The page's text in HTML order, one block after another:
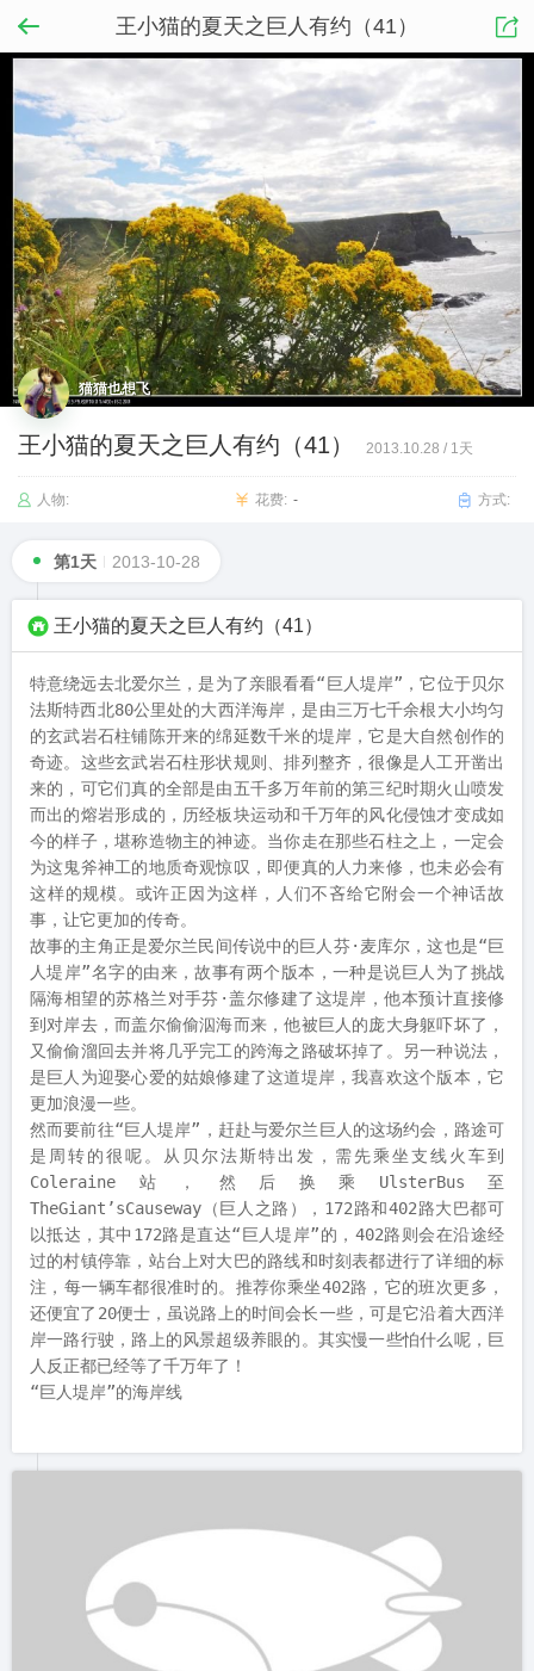
王小猫的夏天之巨人有约（41）
猫猫也想飞
王小猫的夏天之巨人有约（41） 2013.10.28 / 1天
人物: 花费: - 方式:
第1天 2013-10-28
王小猫的夏天之巨人有约（41）
特意绕远去北爱尔兰，是为了亲眼看看“巨人堤岸”，它位于贝尔
法斯特西北80公里处的大西洋海岸，是由三万七千余根大小均匀
的玄武岩石柱铺陈开来的绵延数千米的堤岸，它是大自然创作的
奇迹。这些玄武岩石柱形状规则、排列整齐，很像是人工开凿出
来的，可它们真的全部是由五千多万年前的第三纪时期火山喷发
而出的熔岩形成的，历经板块运动和千万年的风化侵蚀才变成如
今的样子，堪称造物主的神迹。当你走在那些石柱之上，一定会
为这鬼斧神工的地质奇观惊叹，即便真的人力来修，也未必会有
这样的规模。或许正因为这样，人们不吝给它附会一个神话故
事，让它更加的传奇。
故事的主角正是爱尔兰民间传说中的巨人芬·麦库尔，这也是“巨
人堤岸”名字的由来，故事有两个版本，一种是说巨人为了挑战
隔海相望的苏格兰对手芬·盖尔修建了这堤岸，他本预计直接修
到对岸去，而盖尔偷偷泅海而来，他被巨人的庞大身躯吓坏了，
又偷偷溜回去并将几乎完工的跨海之路破坏掉了。另一种说法，
是巨人为迎娶心爱的姑娘修建了这道堤岸，我喜欢这个版本，它
更加浪漫一些。
然而要前往“巨人堤岸”，赶赴与爱尔兰巨人的这场约会，路途可
是周转的很呢。从贝尔法斯特出发，需先乘坐支线火车到
Coleraine站，然后换乘UlsterBus至
TheGiant’sCauseway（巨人之路），172路和402路大巴都可
以抵达，其中172路是直达“巨人堤岸”的，402路则会在沿途经
过的村镇停靠，站台上对大巴的路线和时刻表都进行了详细的标
注，每一辆车都很准时的。推荐你乘坐402路，它的班次更多，
还便宜了20便士，虽说路上的时间会长一些，可是它沿着大西洋
岸一路行驶，路上的风景超级养眼的。其实慢一些怕什么呢，巨
人反正都已经等了千万年了！